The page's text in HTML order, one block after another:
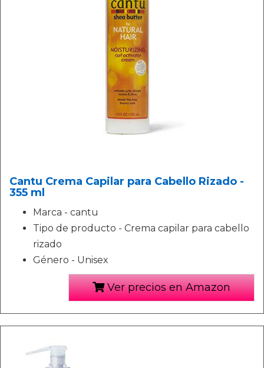
Cantu Crema Capilar para Cabello Rizado -
355 ml
Marca - cantu
Tipo de producto - Crema capilar para cabello
rizado
Género - Unisex
Ver precios en Amazon